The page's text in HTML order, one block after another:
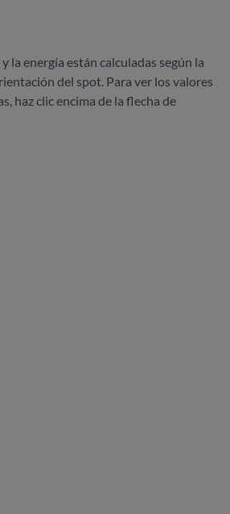
la energía están calculadas según la
del spot. Para ver los valores
haz clic encima de la flecha de